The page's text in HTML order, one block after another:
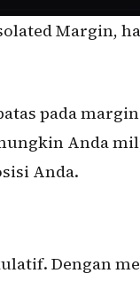
Margin,
pada
Anda
Anda.
Dengan